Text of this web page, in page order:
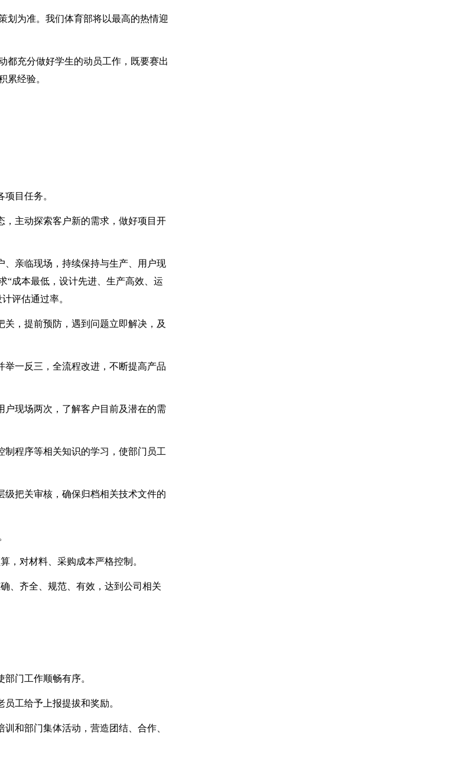
划为准。我们体育部将以最高的热情迎
都充分做好学生的动员工作，既要赛出
累经验。
目任务。
，主动探索客户新的需求，做好项目开
、亲临现场，持续保持与生产、用户现
“成本最低，设计先进、生产高效、运
评估通过率。
，提前预防，遇到问题立即解决，及
举一反三，全流程改进，不断提高产品
户现场两次，了解客户目前及潜在的需
制程序等相关知识的学习，使部门员工
把关审核，确保归档相关技术文件的
，对材料、采购成本严格控制。
、齐全、规范、有效，达到公司相关
门工作顺畅有序。
工给予上报提拔和奖励。
和部门集体活动，营造团结、合作、